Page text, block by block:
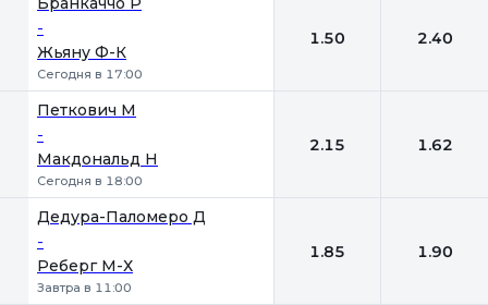
-
Жьяну Ф-К
Сегодня в 17:00
1.50 2.40
Петкович М
-
Макдональд Н
Сегодня в 18:00
2.15 1.62
Дедура-Паломеро Д
-
Реберг М-Х
Завтра в 11:00
1.85 1.90